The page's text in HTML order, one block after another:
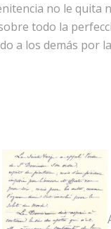
no le quita
todo la
a los demás por